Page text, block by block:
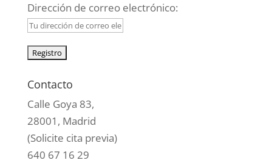
Dirección de correo electrónico:
Contacto
Calle Goya 83,
28001, Madrid
(Solicite cita previa)
640 67 16 29